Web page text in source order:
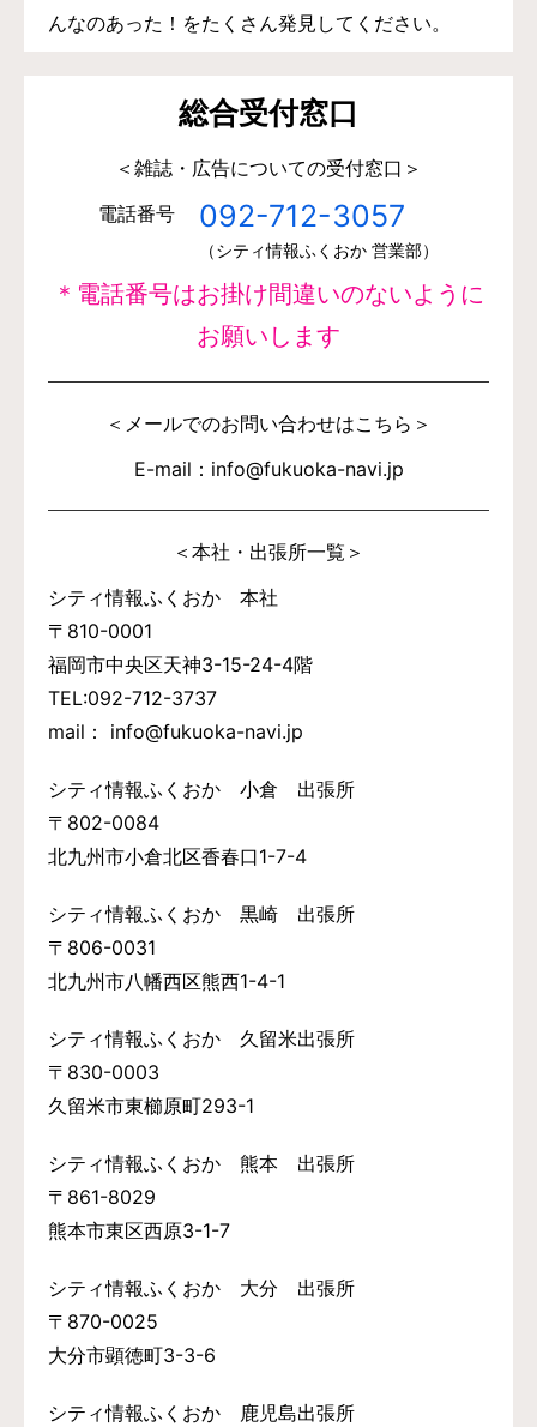
んなのあった！をたくさん発見してください。
総合受付窓口
＜雑誌・広告についての受付窓口＞
電話番号
092-712-3057
（シティ情報ふくおか 営業部）
＊電話番号はお掛け間違いのないように
お願いします
＜メールでのお問い合わせはこちら＞
E-mail：info@fukuoka-navi.jp
＜本社・出張所一覧＞
シティ情報ふくおか 本社
〒810-0001
福岡市中央区天神3-15-24-4階
TEL:092-712-3737
mail： info@fukuoka-navi.jp
シティ情報ふくおか 小倉 出張所
〒802-0084
北九州市小倉北区香春口1-7-4
シティ情報ふくおか 黒崎 出張所
〒806-0031
北九州市八幡西区熊西1-4-1
シティ情報ふくおか 久留米出張所
〒830-0003
久留米市東櫛原町293-1
シティ情報ふくおか 熊本 出張所
〒861-8029
熊本市東区西原3-1-7
シティ情報ふくおか 大分 出張所
〒870-0025
大分市顕徳町3-3-6
シティ情報ふくおか 鹿児島出張所